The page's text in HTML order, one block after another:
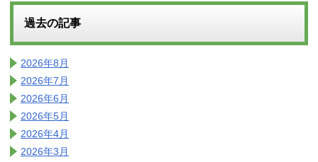
過去の記事
2026年8月
2026年7月
2026年6月
2026年5月
2026年4月
2026年3月